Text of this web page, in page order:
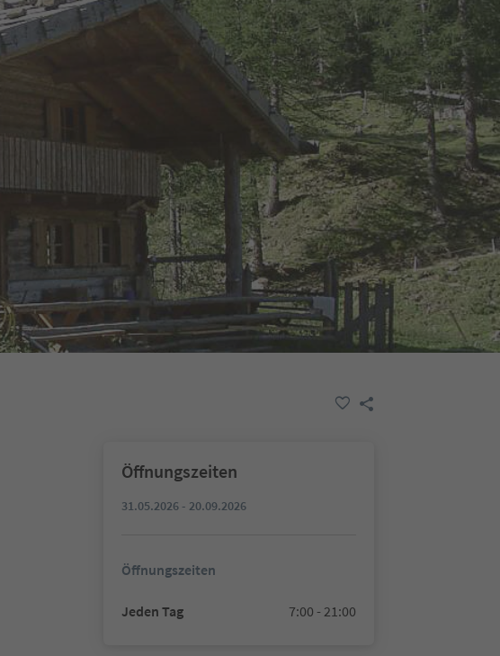
Öffnungszeiten
31.05.2026 - 20.09.2026
Öffnungszeiten
Jeden Tag 7:00 - 21:00